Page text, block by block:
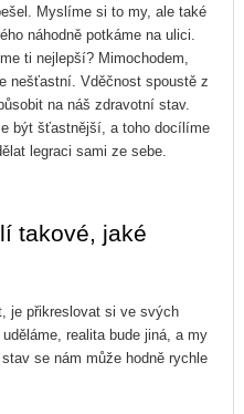
Myslíme si to my, ale také
náhodně potkáme na ulici.
ti nejlepší? Mimochodem,
nešťastní. Vděčnost spoustě z
na náš zdravotní stav.
být šťastnější, a toho docílíme
legraci sami ze sebe.
takové, jaké
je přikreslovat si ve svých
realita bude jiná, a my
se nám může hodně rychle